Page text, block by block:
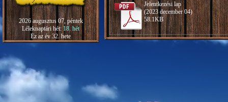
2026 augusztus 07, péntek
Léleknaptári hét:18. hét
Ez az év 32. hete
Jelentkezési lap
(2023 december 04)
58.1KB